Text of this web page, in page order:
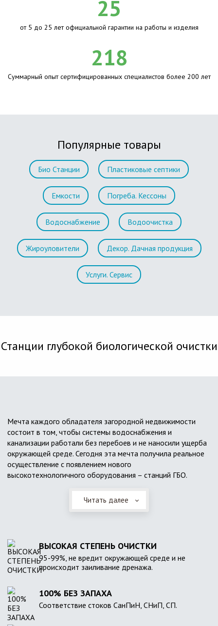
25
от 5 до 25 лет официальной гарантии на работы и изделия
218
Суммарный опыт сертифицированных специалистов более 200 лет
Популярные товары
Био Станции Пластиковые септики
Емкости Погреба. Кессоны
Водоснабжение Водоочистка
Жироуловители Декор. Дачная продукция
Услуги. Сервис
Станции глубокой биологической очистки
Мечта каждого обладателя загородной недвижимости
состоит в том, чтобы системы водоснабжения и
канализации работали без перебоев и не наносили ущерба
окружающей среде. Сегодня эта мечта получила реальное
осуществление с появлением нового
высокотехнологичного оборудования – станций ГБО.
Читать далее
ВЫСОКАЯ СТЕПЕНЬ ОЧИСТКИ
95-99%, не вредит окружающей среде и не
происходит заиливание дренажа.
100% БЕЗ ЗАПАХА
Соответствие стоков СанПиН, СНиП, СП.